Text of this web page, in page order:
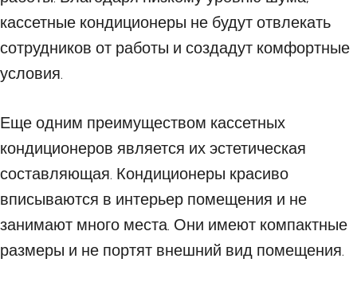
кассетные кондиционеры не будут отвлекать
сотрудников от работы и создадут комфортные
условия.
Еще одним преимуществом кассетных
кондиционеров является их эстетическая
составляющая. Кондиционеры красиво
вписываются в интерьер помещения и не
занимают много места. Они имеют компактные
размеры и не портят внешний вид помещения.